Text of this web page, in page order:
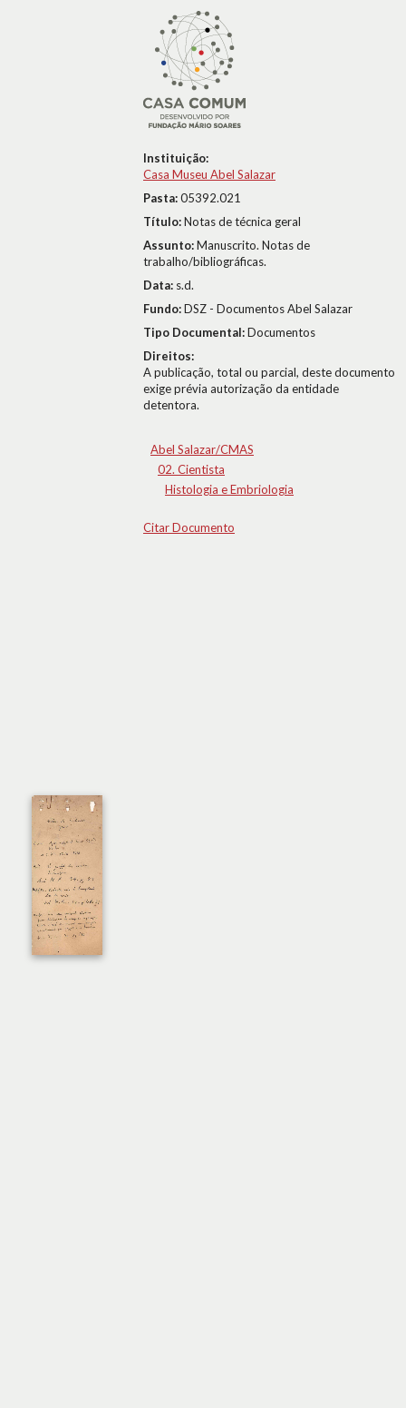
Instituição:
Casa Museu Abel Salazar
Pasta:05392.021
Título:Notas de técnica geral
Assunto:Manuscrito. Notas de
trabalho/bibliográficas.
Data: s.d.
Fundo:DSZ - Documentos Abel Salazar
Tipo Documental:Documentos
Direitos:
A publicação, total ou parcial, deste documento
exige prévia autorização da entidade
detentora.
Abel Salazar/CMAS
02. Cientista
Histologia e Embriologia
Citar Documento